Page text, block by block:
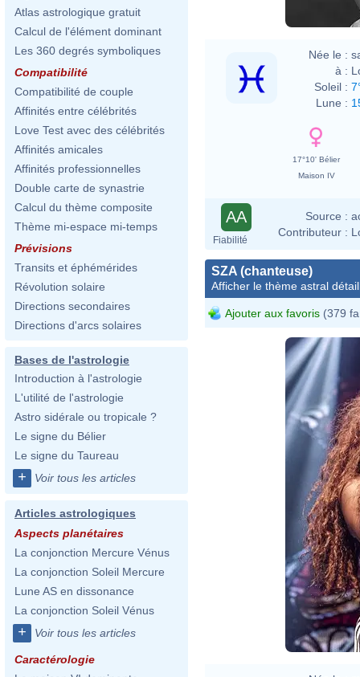
Atlas astrologique gratuit
Calcul de l'élément dominant
Les 360 degrés symboliques
Compatibilité
Compatibilité de couple
Affinités entre célébrités
Love Test avec des célébrités
Affinités amicales
Affinités professionnelles
Double carte de synastrie
Calcul du thème composite
Thème mi-espace mi-temps
Prévisions
Transits et éphémérides
Révolution solaire
Directions secondaires
Directions d'arcs solaires
Bases de l'astrologie
Introduction à l'astrologie
L'utilité de l'astrologie
Astro sidérale ou tropicale ?
Le signe du Bélier
Le signe du Taureau
+ Voir tous les articles
Articles astrologiques
Aspects planétaires
La conjonction Mercure Vénus
La conjonction Soleil Mercure
Lune AS en dissonance
La conjonction Soleil Vénus
+ Voir tous les articles
Caractérologie
Née le :
à :
Soleil :
Lune :
17°10' Bélier
Maison IV
AA
Fiabilité
Source :
Contributeur :
SZA (chanteuse)
Afficher le thème astral
Ajouter aux favoris (379